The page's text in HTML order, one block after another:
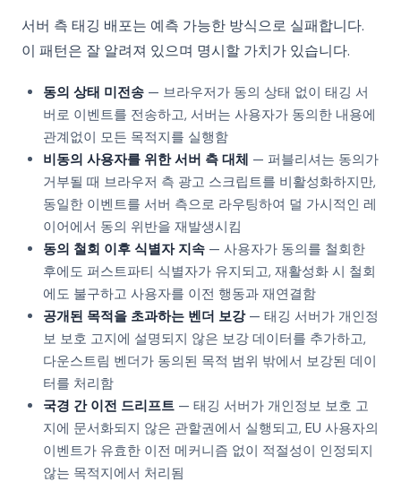
서버 측 태깅 배포는 예측 가능한 방식으로 실패합니다.
이 패턴은 잘 알려져 있으며 명시할 가치가 있습니다.
동의 상태 미전송 — 브라우저가 동의 상태 없이 태깅 서
버로 이벤트를 전송하고, 서버는 사용자가 동의한 내용에
관계없이 모든 목적지를 실행함
비동의 사용자를 위한 서버 측 대체 — 퍼블리셔는 동의가
거부될 때 브라우저 측 광고 스크립트를 비활성화하지만,
동일한 이벤트를 서버 측으로 라우팅하여 덜 가시적인 레
이어에서 동의 위반을 재발생시킴
동의 철회 이후 식별자 지속 — 사용자가 동의를 철회한
후에도 퍼스트파티 식별자가 유지되고, 재활성화 시 철회
에도 불구하고 사용자를 이전 행동과 재연결함
공개된 목적을 초과하는 벤더 보강— 태깅 서버가 개인정
보 보호 고지에 설명되지 않은 보강 데이터를 추가하고,
다운스트림 벤더가 동의된 목적 범위 밖에서 보강된 데이
터를 처리함
국경 간 이전 드리프트 — 태깅 서버가 개인정보 보호 고
지에 문서화되지 않은 관할권에서 실행되고, EU 사용자의
이벤트가 유효한 이전 메커니즘 없이 적절성이 인정되지
않는 목적지에서 처리됨